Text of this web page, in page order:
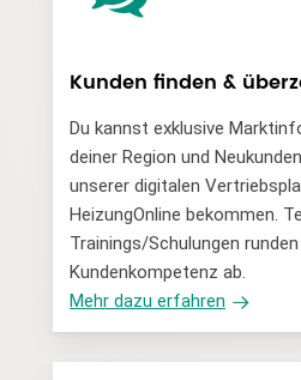
Kunden finden &
Du kannst exklusive
deiner Region und
unserer digitalen
HeizungOnline bekommen.
Trainings/Schulungen
Kundenkompetenz ab.
Mehr dazu erfahren